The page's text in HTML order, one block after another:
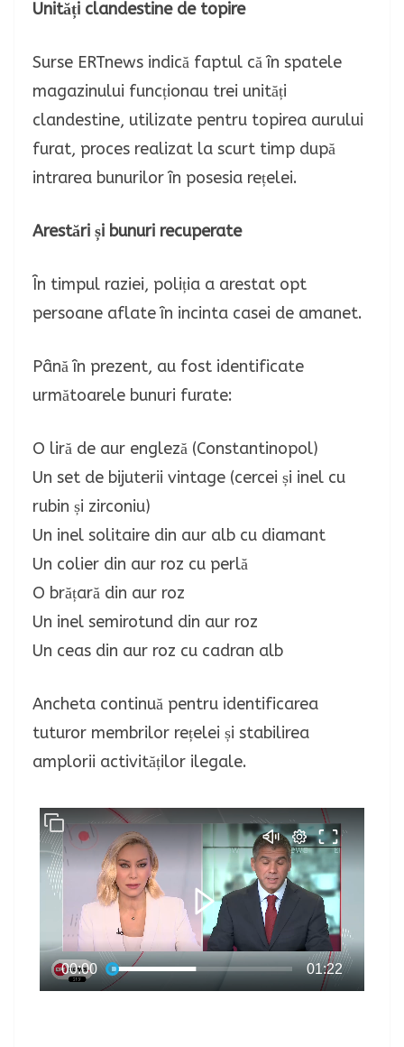
Unități clandestine de topire
Surse ERTnews indică faptul că în spatele
magazinului funcționau trei unități
clandestine, utilizate pentru topirea aurului
furat, proces realizat la scurt timp după
intrarea bunurilor în posesia rețelei.
Arestări și bunuri recuperate
În timpul raziei, poliția a arestat opt
persoane aflate în incinta casei de amanet.
Până în prezent, au fost identificate
următoarele bunuri furate:
O liră de aur engleză (Constantinopol)
Un set de bijuterii vintage (cercei și inel cu
rubin și zirconiu)
Un inel solitaire din aur alb cu diamant
Un colier din aur roz cu perlă
O brățară din aur roz
Un inel semirotund din aur roz
Un ceas din aur roz cu cadran alb
Ancheta continuă pentru identificarea
tuturor membrilor rețelei și stabilirea
amplorii activităților ilegale.